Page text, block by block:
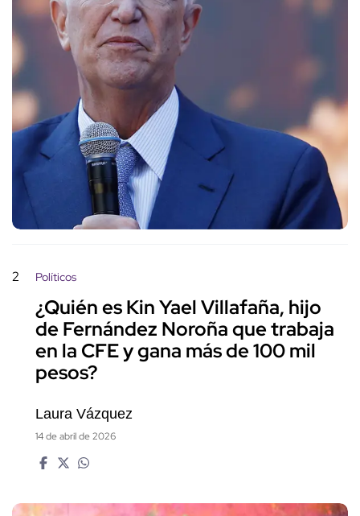
2 Políticos
¿Quién es Kin Yael Villafaña, hijo
de Fernández Noroña que trabaja
en la CFE y gana más de 100 mil
pesos?
Laura Vázquez
14 de abril de 2026